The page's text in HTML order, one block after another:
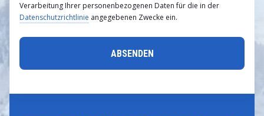
Verarbeitung Ihrer personenbezogenen Daten für die in der
Datenschutzrichtlinie angegebenen Zwecke ein.